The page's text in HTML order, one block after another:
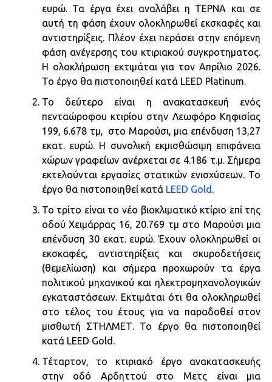
ευρώ. Τα έργα έχει αναλάβει η ΤΕΡΝΑ και σε
αυτή τη φάση έχουν ολοκληρωθεί εκσκαφές και
αντιστηρίξεις. Πλέον έχει περάσει στην επόμενη
φάση ανέγερσης του κτιριακού συγκροτηματος.
Η ολοκλήρωση εκτιμάται για τον Απρίλιο 2026.
Το έργο θα πιστοποιηθεί κατά LEED Platinum.
Το δεύτερο είναι η ανακατασκευή ενός
πενταώροφου κτιρίου στην Λεωφόρο Κηφισίας
199, 6.678 τμ, στο Μαρούσι, μια επένδυση 13,27
εκατ. ευρώ. Η συνολική εκμισθώσιμη επιφάνεια
χώρων γραφείων ανέρχεται σε 4.186 τ.μ. Σήμερα
εκτελούνται εργασίες στατικών ενισχύσεων. Το
έργο θα πιστοποιηθεί κατά LEED Gold .
Το τρίτο είναι το νέο βιοκλιματικό κτίριο επί της
οδού Χειμάρρας 16, 20.769 τμ στο Μαρούσι μια
επένδυση 30 εκατ. ευρώ. Έχουν ολοκληρωθεί οι
εκσκαφές, αντιστηρίξεις και σκυροδετήσεις
(θεμελίωση) και σήμερα προχωρούν τα έργα
πολιτικού μηχανικού και ηλεκτρομηχανολογικών
εγκαταστάσεων. Εκτιμάται ότι θα ολοκληρωθεί
στο τέλος του έτους για να παραδοθεί στον
μισθωτή ΣΤΗΛΜΕΤ. Το έργο θα πιστοποιηθεί
κατά LEED Gold.
Τέταρτον, το κτιριακό έργο ανακατασκευής
στην οδό Αρδηττού στο Μετς είναι μια